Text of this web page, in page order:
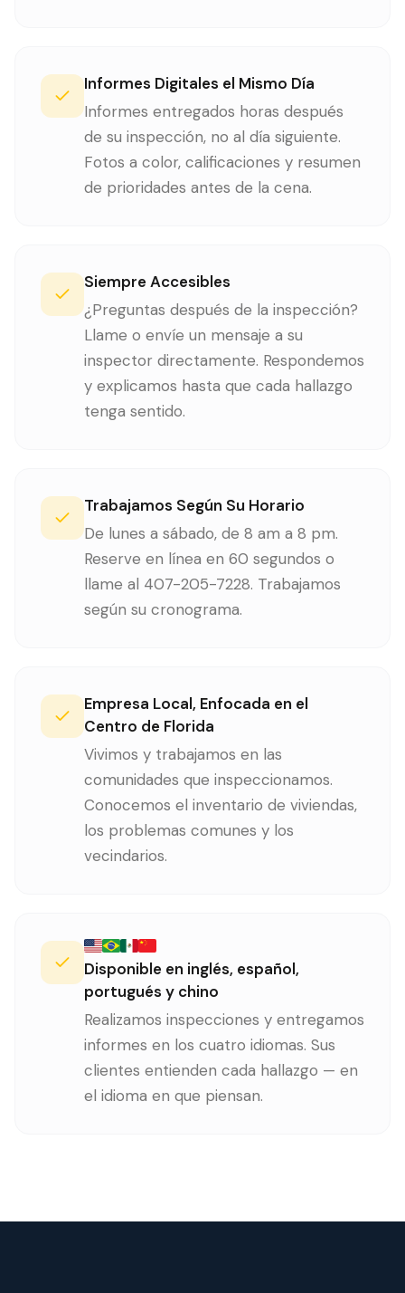
Informes Digitales el Mismo Día
Informes entregados horas después
de su inspección, no al día siguiente.
Fotos a color, calificaciones y resumen
de prioridades antes de la cena.
Siempre Accesibles
¿Preguntas después de la inspección?
Llame o envíe un mensaje a su
inspector directamente. Respondemos
y explicamos hasta que cada hallazgo
tenga sentido.
Trabajamos Según Su Horario
De lunes a sábado, de 8 am a 8 pm.
Reserve en línea en 60 segundos o
llame al 407-205-7228. Trabajamos
según su cronograma.
Empresa Local, Enfocada en el
Centro de Florida
Vivimos y trabajamos en las
comunidades que inspeccionamos.
Conocemos el inventario de viviendas,
los problemas comunes y los
vecindarios.
Disponible en inglés, español,
portugués y chino
Realizamos inspecciones y entregamos
informes en los cuatro idiomas. Sus
clientes entienden cada hallazgo — en
el idioma en que piensan.